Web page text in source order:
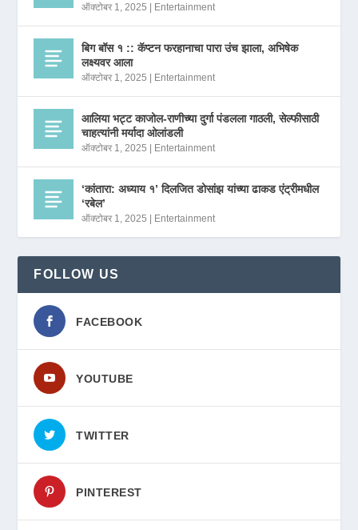
ऑक्टोबर 1, 2025 Entertainment
बिग बॉस १ :: कॅप्टन फरहानाचा पारा उंच झाला, अभिषेक
लक्ष्यवर आला
ऑक्टोबर 1, 2025 Entertainment
आलिया भट्ट काजोल-राणीच्या दुर्गा पंडलला गाठली, सेल्फीसाठी
चाहत्यांनी मर्यादा ओलांडली
ऑक्टोबर 1, 2025 Entertainment
‘कांतारा: अध्याय १’ दिलजित डोसांझ यांच्या ढाकड एंट्रीमधील
‘रबेल’
ऑक्टोबर 1, 2025 Entertainment
FOLLOW US
FACEBOOK
YOUTUBE
TWITTER
PINTEREST